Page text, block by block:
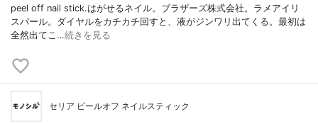
peel off nail stick.はがせるネイル。ブラザーズ株式会社。ラメアイリ
スパール。ダイヤルをカチカチ回すと、液がジンワリ出てくる。最初は
全然出てこ…続きを見る
セリア ピールオフ ネイルスティック